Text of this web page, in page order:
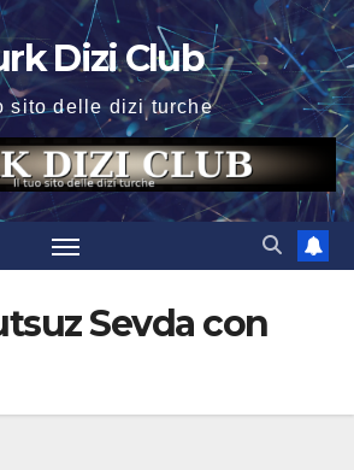
Dizi Club
sito delle dizi turche
Sevda con